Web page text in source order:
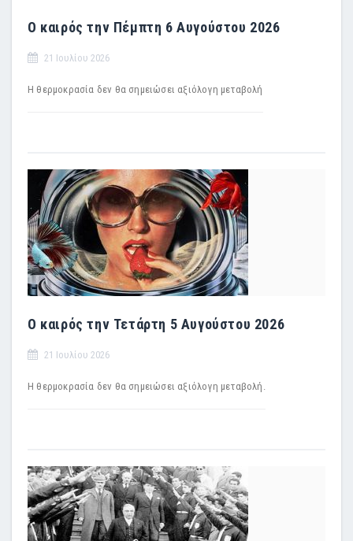
Ο καιρός την Πέμπτη 6 Αυγούστου 2026
21 Ιουλίου 2026
H θερμοκρασία δεν θα σημειώσει αξιόλογη μεταβολή
Ο καιρός την Τετάρτη 5 Αυγούστου 2026
21 Ιουλίου 2026
Η θερμοκρασία δεν θα σημειώσει αξιόλογη μεταβολή.